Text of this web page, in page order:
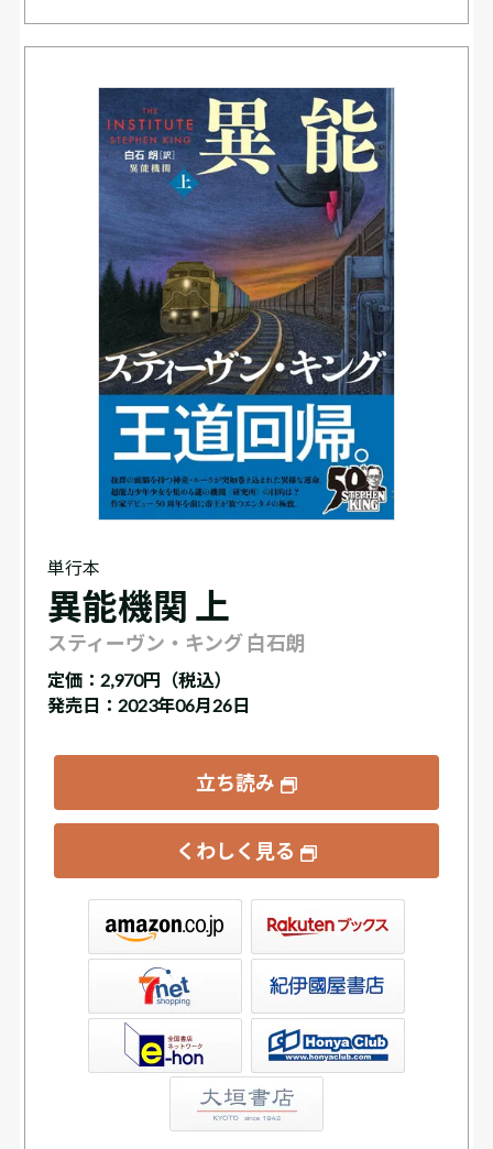
単行本
異能機関 上
スティーヴン・キング 白石朗
定価： 2,970円（税込）
発売日：2023年06月26日
立ち読み
くわしく見る
書店ウェブストア